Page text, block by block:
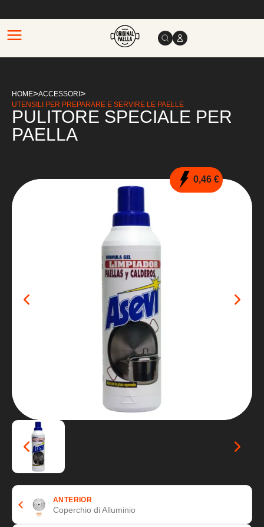
HOME>ACCESSORI >
UTENSILI PER PREPARARE E SERVIRE LE PAELLE
PULITORE SPECIALE PER
PAELLA
0,46 €
ANTERIOR
Coperchio di Alluminio